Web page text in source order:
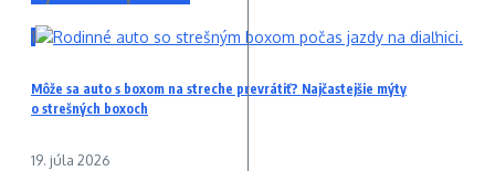
1
Môže sa auto s boxom na streche prevrátiť? Najčastejšie mýty
o strešných boxoch
19. júla 2026